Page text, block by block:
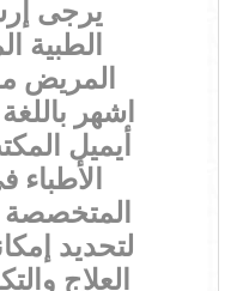
يرجى
الطبية
اشهر
أيميل
المتخصصة
لتحديد
العلاج